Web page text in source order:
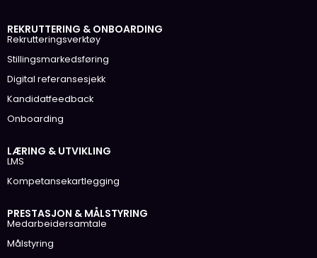
REKRUTTERING & ONBOARDING
Rekrutteringsverktøy
Stillingsmarkedsføring
Digital referansesjekk
Kandidatfeedback
Onboarding
LÆRING & UTVIKLING
LMS
Kompetansekartlegging
PRESTASJON & MÅLSTYRING
Medarbeidersamtale
Målstyring